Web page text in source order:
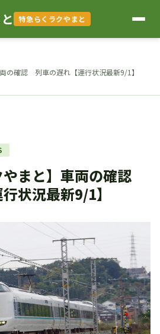
特急らくラクやまと
の確認 列車の遅れ【運行状況最新9/1】
やまと】車両の確認
状況最新9/1】